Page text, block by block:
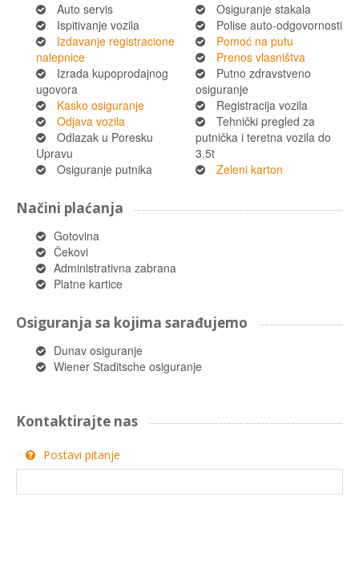
Auto servis
Ispitivanje vozila
Izdavanje registracione
nalepnice
Izrada kupoprodajnog
ugovora
Kasko osiguranje
Odjava vozila
Odlazak u Poresku
Upravu
Osiguranje putnika
Osiguranje stakala
Polise auto-odgovornosti
Pomoć na putu
Prenos vlasništva
Putno zdravstveno
osiguranje
Registracija vozila
Tehnički pregled za
putnička i teretna vozila do
3.5t
Zeleni karton
Načini plaćanja
Gotovina
Čekovi
Administrativna zabrana
Platne kartice
Osiguranja sa kojima sarađujemo
Dunav osiguranje
Wiener Staditsche osiguranje
Kontaktirajte nas
Postavi pitanje